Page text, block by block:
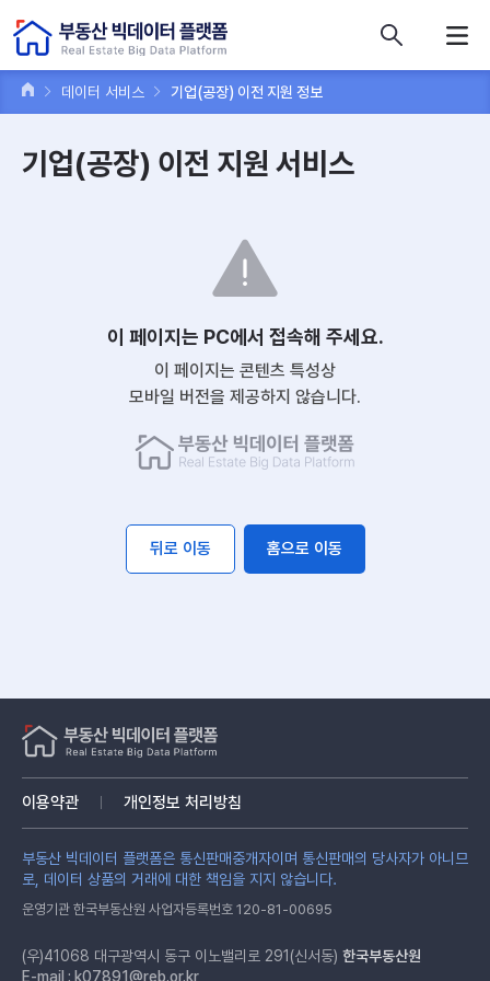
데이터 서비스 기업(공장) 이전 지원 정보
기업(공장) 이전 지원 서비스
이 페이지는 PC에서 접속해 주세요.
이 페이지는 콘텐츠 특성상
모바일 버전을 제공하지 않습니다.
뒤로 이동 홈으로 이동
이용약관 개인정보 처리방침
부동산 빅데이터 플랫폼은 통신판매중개자이며 통신판매의 당사자가 아니므
로, 데이터 상품의 거래에 대한 책임을 지지 않습니다.
운영기관 한국부동산원 사업자등록번호 120-81-00695
(우)41068 대구광역시 동구 이노밸리로 291(신서동) 한국부동산원
E-mail : k07891@reb.or.kr